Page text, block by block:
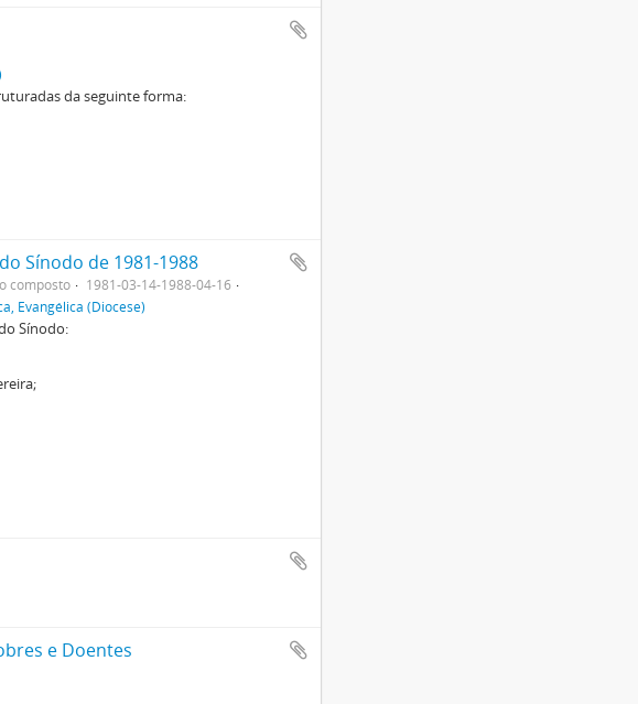
da seguinte forma:
Sínodo de 1981-1988
composto
1981-03-14-1988-04-16
Evangélica (Diocese)
Sínodo:
e Doentes